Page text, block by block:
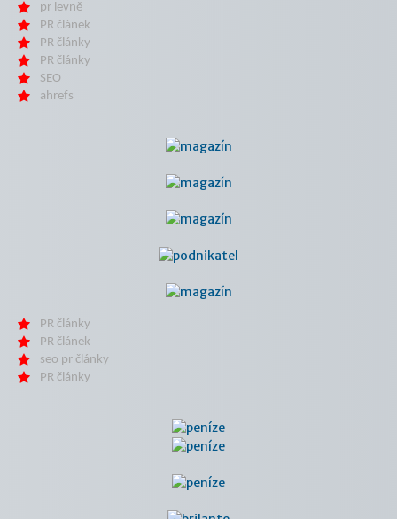
pr levně
PR článek
PR články
PR články
SEO
ahrefs
PR články
PR článek
seo pr články
PR články